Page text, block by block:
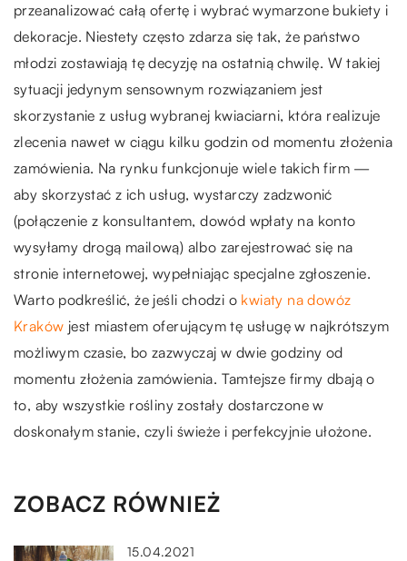
przeanalizować całą ofertę i wybrać wymarzone bukiety i
dekoracje. Niestety często zdarza się tak, że państwo
młodzi zostawiają tę decyzję na ostatnią chwilę. W takiej
sytuacji jedynym sensownym rozwiązaniem jest
skorzystanie z usług wybranej kwiaciarni, która realizuje
zlecenia nawet w ciągu kilku godzin od momentu złożenia
zamówienia. Na rynku funkcjonuje wiele takich firm —
aby skorzystać z ich usług, wystarczy zadzwonić
(połączenie z konsultantem, dowód wpłaty na konto
wysyłamy drogą mailową) albo zarejestrować się na
stronie internetowej, wypełniając specjalne zgłoszenie.
Warto podkreślić, że jeśli chodzi o kwiaty na dowóz
Kraków jest miastem oferującym tę usługę w najkrótszym
możliwym czasie, bo zazwyczaj w dwie godziny od
momentu złożenia zamówienia. Tamtejsze firmy dbają o
to, aby wszystkie rośliny zostały dostarczone w
doskonałym stanie, czyli świeże i perfekcyjnie ułożone.
ZOBACZ RÓWNIEŻ
15.04.2021